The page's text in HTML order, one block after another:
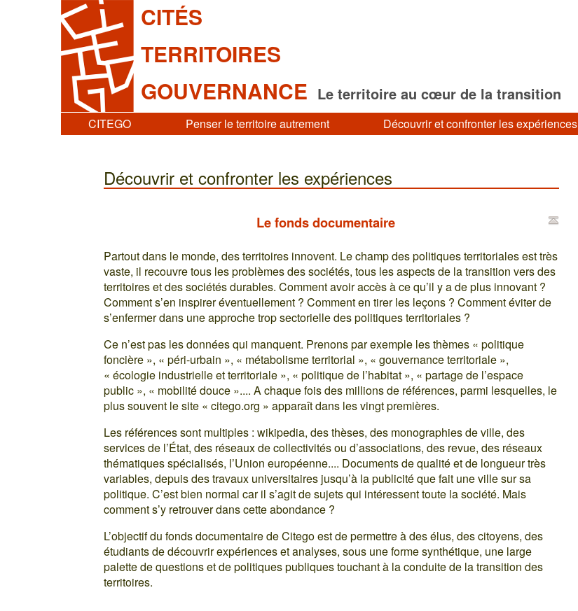
CITÉS
TERRITOIRES
GOUVERNANCE Le territoire au cœur de la transition
CITEGO Penser le territoire autrement Découvrir et confronter les expériences
Découvrir et confronter les expériences
Le fonds documentaire
Partout dans le monde, des territoires innovent. Le champ des politiques territoriales est très
vaste, il recouvre tous les problèmes des sociétés, tous les aspects de la transition vers des
territoires et des sociétés durables. Comment avoir accès à ce qu’il y a de plus innovant ?
Comment s’en inspirer éventuellement ? Comment en tirer les leçons ? Comment éviter de
s’enfermer dans une approche trop sectorielle des politiques territoriales ?
Ce n’est pas les données qui manquent. Prenons par exemple les thèmes « politique
foncière », « péri-urbain », « métabolisme territorial », « gouvernance territoriale »,
« écologie industrielle et territoriale », « politique de l’habitat », « partage de l’espace
public », « mobilité douce ».... A chaque fois des millions de références, parmi lesquelles, le
plus souvent le site « citego.org » apparaît dans les vingt premières.
Les références sont multiples : wikipedia, des thèses, des monographies de ville, des
services de l’État, des réseaux de collectivités ou d’associations, des revue, des réseaux
thématiques spécialisés, l’Union européenne.... Documents de qualité et de longueur très
variables, depuis des travaux universitaires jusqu’à la publicité que fait une ville sur sa
politique. C’est bien normal car il s’agit de sujets qui intéressent toute la société. Mais
comment s’y retrouver dans cette abondance ?
L’objectif du fonds documentaire de Citego est de permettre à des élus, des citoyens, des
étudiants de découvrir expériences et analyses, sous une forme synthétique, une large
palette de questions et de politiques publiques touchant à la conduite de la transition des
territoires.